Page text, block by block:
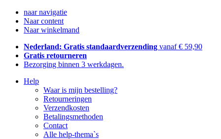
naar navigatie
Naar content
Naar winkelmand
Nederland: Gratis standaardverzending vanaf € 59,90
Gratis retourneren
Bezorging binnen 3 werkdagen.
Help
Waar is mijn bestelling?
Retourneringen
Verzendkosten
Betalingsmethoden
Contact
Alle help-thema`s